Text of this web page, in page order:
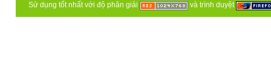
Sử dụng tốt nhất với độ phân giải
và trình duyệt